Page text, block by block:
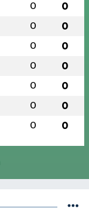
0 0
0 0
0 0
0 0
0 0
0 0
0 0